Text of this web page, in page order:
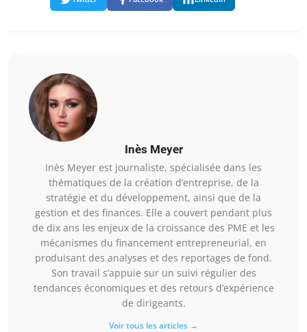
Inès Meyer
Inès Meyer est journaliste, spécialisée dans les
thématiques de la création d’entreprise, de la
stratégie et du développement, ainsi que de la
gestion et des finances. Elle a couvert pendant plus
de dix ans les enjeux de la croissance des PME et les
mécanismes du financement entrepreneurial, en
produisant des analyses et des reportages de fond.
Son travail s’appuie sur un suivi régulier des
tendances économiques et des retours d’expérience
de dirigeants.
Voir tous les articles →